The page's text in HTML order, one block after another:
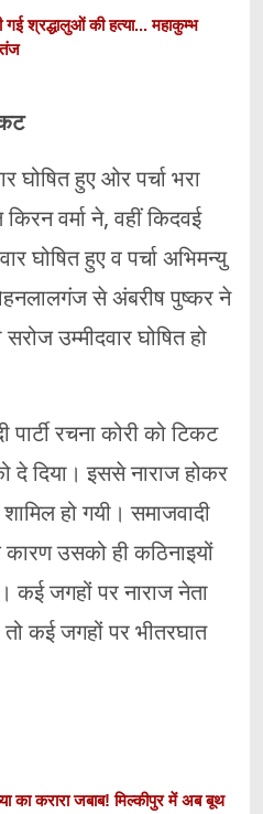
गई श्रद्धालुओं की हत्या... महाकुम्भ
घोषित हुए ओर पर्चा भरा
वर्मा ने, वहीं किदवई
घोषित हुए व पर्चा अभिमन्यु
से अंबरीष पुष्कर ने
उम्मीदवार घोषित हो
रचना कोरी को टिकट
दे दिया। इससे नाराज होकर
हो गयी। समाजवादी
कारण उसको ही कठिनाइयों
कई जगहों पर नाराज नेता
कई जगहों पर भीतरघात
का करारा जबाब! मिल्कीपुर में अब बूथ